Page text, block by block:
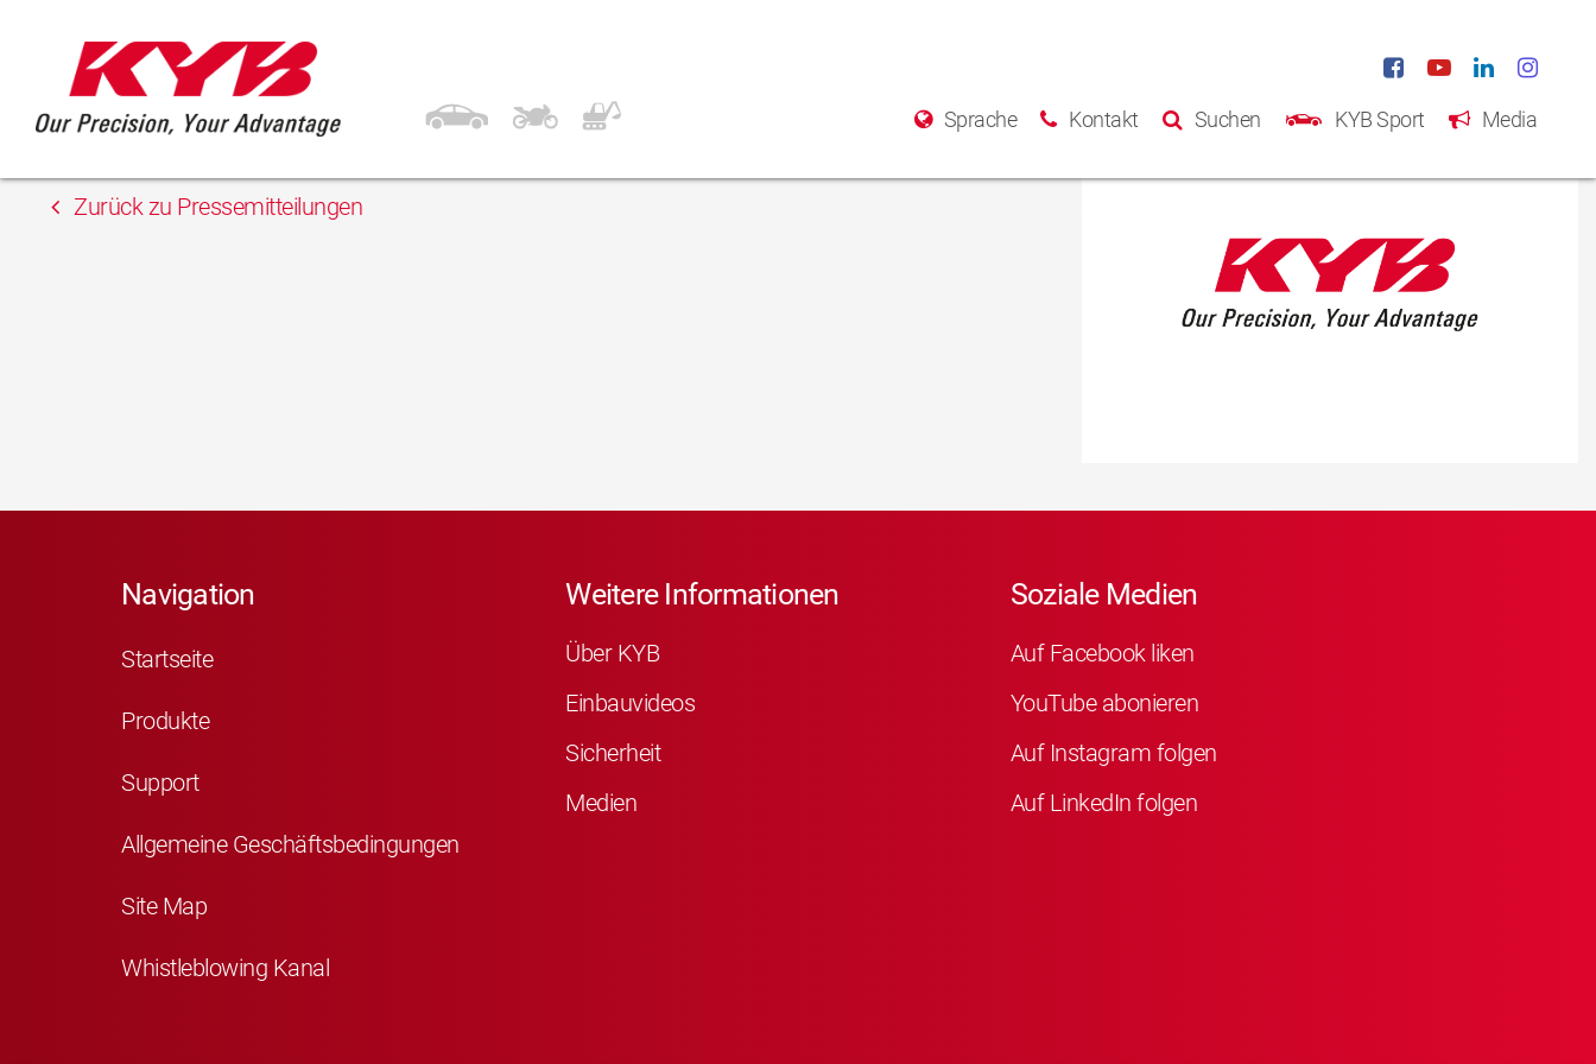
Sprache Kontakt Suchen KYB Sport Media
Motor Parts Direct
Zurück zu Pressemitteilungen
Navigation
Startseite
Produkte
Support
Allgemeine Geschäftsbedingungen
Site Map
Whistleblowing Kanal
Weitere Informationen
Über KYB
Einbauvideos
Sicherheit
Medien
Soziale Medien
Auf Facebook liken
YouTube abonieren
Auf Instagram folgen
Auf LinkedIn folgen